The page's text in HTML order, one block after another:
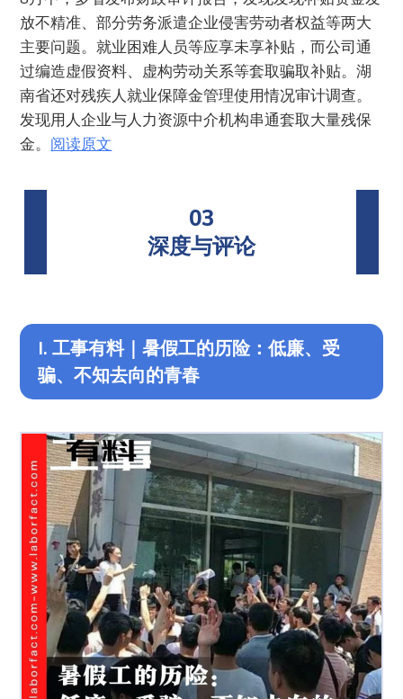
放不精准、部分劳务派遣企业侵害劳动者权益等两大
主要问题。就业困难人员等应享未享补贴，而公司通
过编造虚假资料、虚构劳动关系等套取骗取补贴。湖
南省还对残疾人就业保障金管理使用情况审计调查。
发现用人企业与人力资源中介机构串通套取大量残保
金。 阅读原文
03
深度与评论
I. 工事有料｜暑假工的历险：低廉、受
骗、不知去向的青春